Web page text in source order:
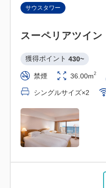
サウスタワー
スーペリアツイン
獲得ポイント 430~
禁煙 36.00m2
シングルサイズ×2